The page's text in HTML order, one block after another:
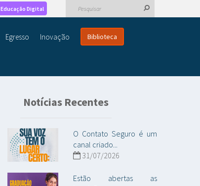
Educação Digital
Egresso Inovação Biblioteca
Notícias Recentes
O Contato Seguro é um
canal criado...
31/07/2026
Estão abertas as